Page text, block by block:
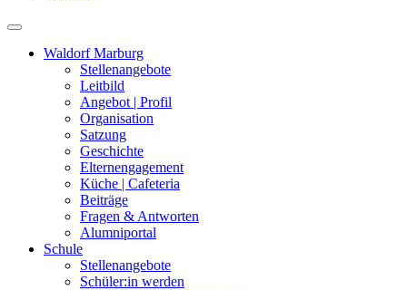
Waldorf Marburg
Stellenangebote
Leitbild
Angebot | Profil
Organisation
Satzung
Geschichte
Elternengagement
Küche | Cafeteria
Beiträge
Fragen & Antworten
Alumniportal
Schule
Stellenangebote
Schüler:in werden